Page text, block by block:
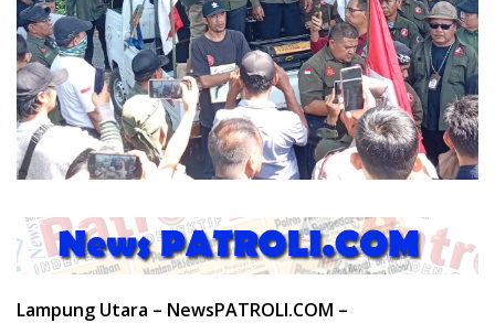
Lampung Utara – NewsPATROLI.COM –